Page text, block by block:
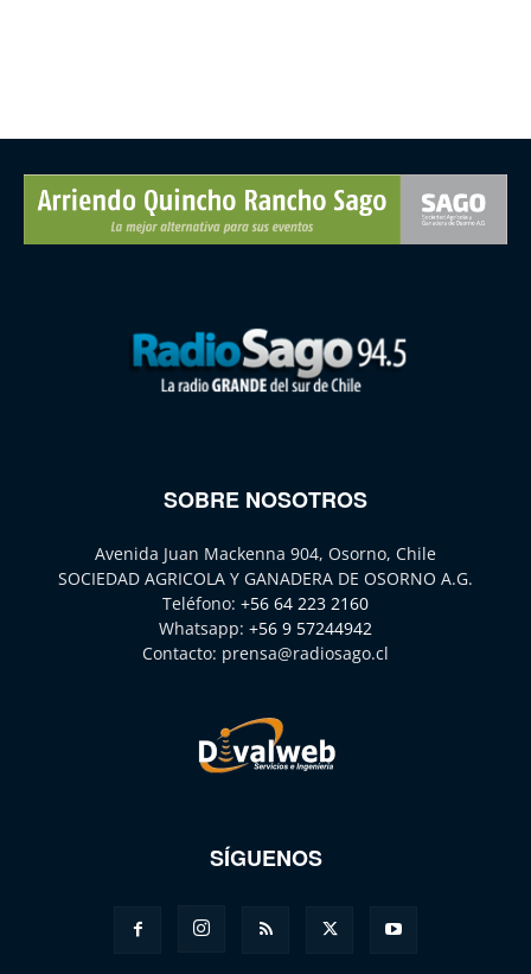
SOBRE NOSOTROS
Avenida Juan Mackenna 904, Osorno, Chile
SOCIEDAD AGRICOLA Y GANADERA DE OSORNO A.G.
Teléfono: +56 64 223 2160
Whatsapp: +56 9 57244942
Contacto: prensa@radiosago.cl
SÍGUENOS